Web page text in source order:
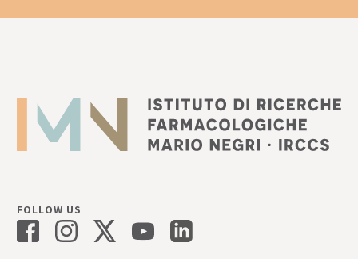
FOLLOW US